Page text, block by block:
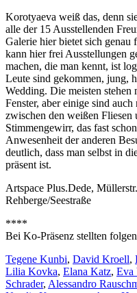
Korotyaeva weiß das, denn
alle der 15 Ausstellenden
Galerie hier bietet sich genau
kann hier frei Ausstellungen
machen, die man kennt, ist
Leute sind gekommen, jung,
Wedding. Die meisten
Fenster, aber einige sind
zwischen den weißen
Stimmengewirr, das fast
Anwesenheit der anderen
deutlich, dass man selbst in
präsent ist.
Artspace Plus.Dede,
Rehberge/Seestraße
****
Bei Ko-Präsenz stellten
Tegene Kunbi, David Kroell,
Lilia Kovka, Elana Katz, Eva
Schrader, Alessandro